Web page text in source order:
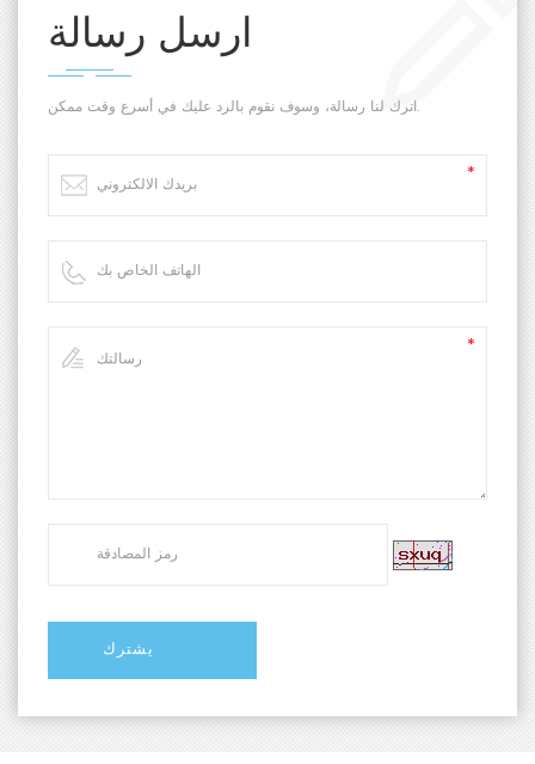
ارسل رسالة
اترك لنا رسالة، وسوف نقوم بالرد عليك في أسرع وقت ممكن.